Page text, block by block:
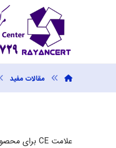
مقالات مفید
علامت CE برای محصولات جهت صادرات | علامت CE روی محصول نشان دهنده چیست؟